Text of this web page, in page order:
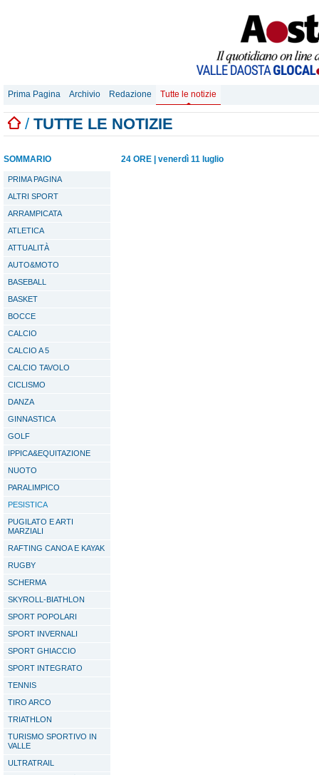
Prima Pagina Archivio Redazione Tutte le notizie
/ TUTTE LE NOTIZIE
SOMMARIO
PRIMA PAGINA
ALTRI SPORT
ARRAMPICATA
ATLETICA
ATTUALITÀ
AUTO&MOTO
BASEBALL
BASKET
BOCCE
CALCIO
CALCIO A 5
CALCIO TAVOLO
CICLISMO
DANZA
GINNASTICA
GOLF
IPPICA&EQUITAZIONE
NUOTO
PARALIMPICO
PESISTICA
PUGILATO E ARTI
MARZIALI
RAFTING CANOA E KAYAK
RUGBY
SCHERMA
SKYROLL-BIATHLON
SPORT POPOLARI
SPORT INVERNALI
SPORT GHIACCIO
SPORT INTEGRATO
TENNIS
TIRO ARCO
TRIATHLON
TURISMO SPORTIVO IN
VALLE
ULTRATRAIL
24 ORE venerdì 11 luglio